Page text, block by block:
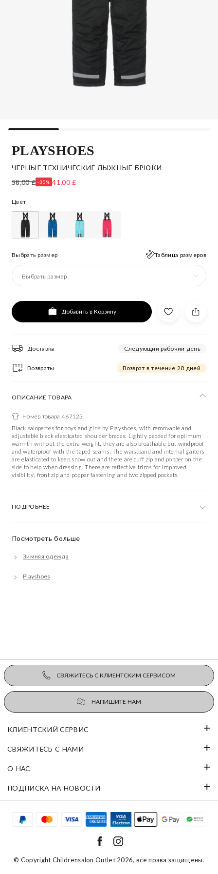
PLAYSHOES
ЧЕРНЫЕ ТЕХНИЧЕСКИЕ ЛЫЖНЫЕ БРЮКИ
58,00 £ -30% 41,00 £
Цвет
Выбрать размер Таблица размеров
Выбрать размер
Добавить в Корзину
Доставка Следующий рабочий день
Возвраты Возврат в течение 28 дней
Посмотреть больше
Зимняя одежда
Playshoes
ОПИСАНИЕ ТОВАРА
Номер товара 467123
Black salopettes for boys and girls by Playshoes, with removable and
adjustable black elasticated shoulder braces. Lightly padded for optimum
warmth without the extra weight, they are also breathable but windproof
and waterproof with the taped seams. The waistband and internal gaiters
are elasticated to keep snow out and there are cuff zip and popper on the
side to help when dressing. There are reflective trims for improved
visibility, front zip and popper fastening and two zipped pockets.
ПОДРОБНЕЕ
СВЯЖИТЕСЬ С КЛИЕНТСКИМ СЕРВИСОМ
НАПИШИТЕ НАМ
КЛИЕНТСКИЙ СЕРВИС
СВЯЖИТЕСЬ С НАМИ
О НАС
ПОДПИСКА НА НОВОСТИ
© Copyright Childrensalon Outlet 2026, все права защищены.